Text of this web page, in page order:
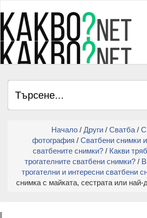
Начало/ Други/ Сватба/
фотография / Сватбени снимки
сватбените снимки? / Какви
трогателните сватбени снимки?/
трогателни и интересни сватбени
снимка с майката, сестрата или най-